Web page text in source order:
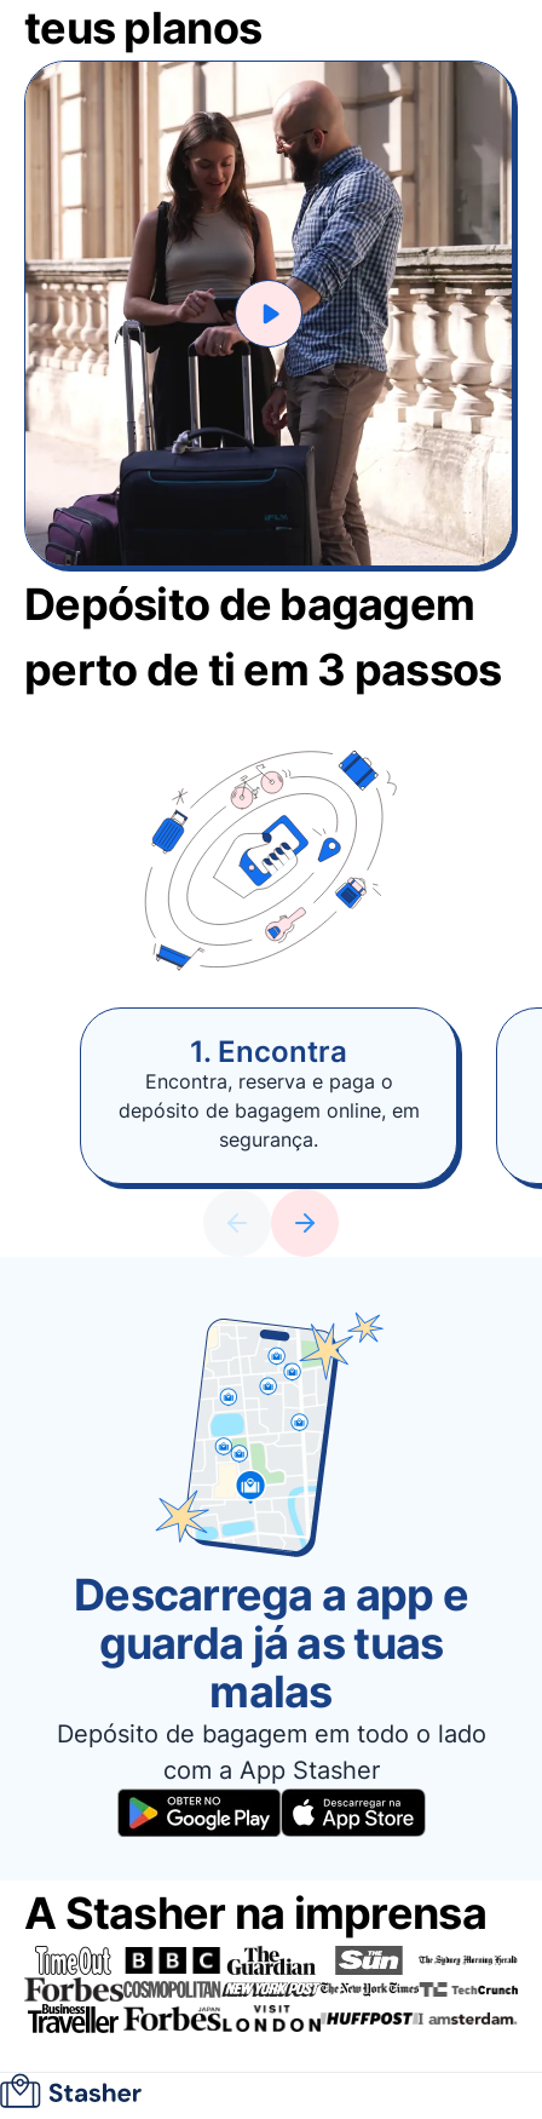
teus planos
Depósito de bagagem
perto de ti em 3 passos
1. Encontra
Encontra, reserva e paga o
depósito de bagagem online, em
segurança.
Descarrega a app e
guarda já as tuas
malas
Depósito de bagagem em todo o lado
com a App Stasher
A Stasher na imprensa